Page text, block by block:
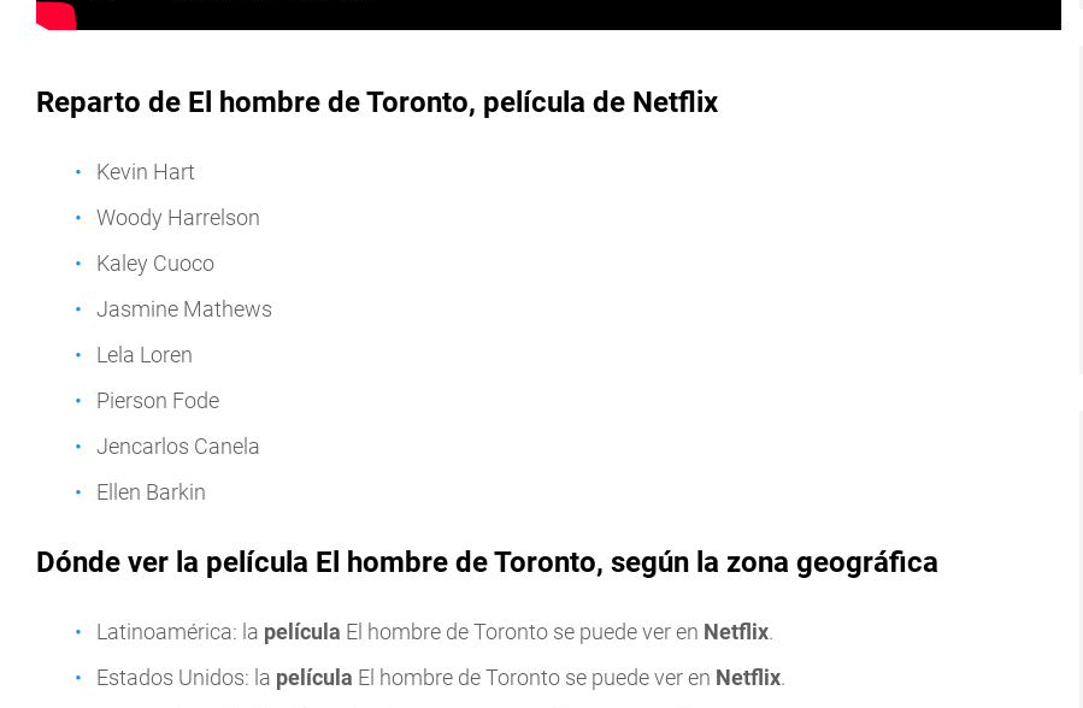
Reparto de El hombre de Toronto, película de Netflix
Kevin Hart
Woody Harrelson
Kaley Cuoco
Jasmine Mathews
Lela Loren
Pierson Fode
Jencarlos Canela
Ellen Barkin
Dónde ver la película El hombre de Toronto, según la zona geográfica
Latinoamérica: la película El hombre de Toronto se puede ver en Netflix.
Estados Unidos: la película El hombre de Toronto se puede ver en Netflix.